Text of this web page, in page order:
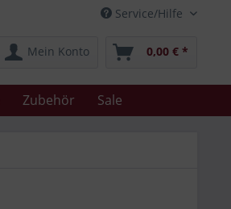
Service/Hilfe
Mein Konto 0,00 € *
Zubehör Sale